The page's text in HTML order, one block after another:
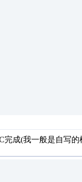
成(我一般是自写